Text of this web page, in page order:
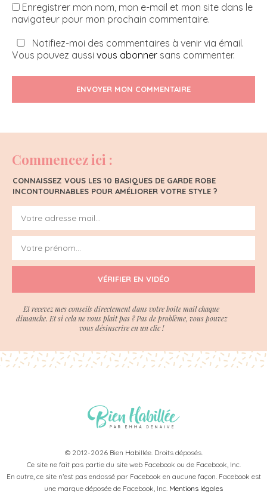
Enregistrer mon nom, mon e-mail et mon site dans le
navigateur pour mon prochain commentaire.
Notifiez-moi des commentaires à venir via émail.
Vous pouvez aussi vous abonner sans commenter.
ENVOYER MON COMMENTAIRE
Commencez ici :
CONNAISSEZ VOUS LES 10 BASIQUES DE GARDE ROBE
INCONTOURNABLES POUR AMÉLIORER VOTRE STYLE ?
VÉRIFIER EN VIDÉO
Et recevez mes conseils directement dans votre boite mail chaque
dimanche. Et si cela ne vous plait pas ? Pas de problème, vous pouvez
vous désinscrire en un clic !
© 2012-2026 Bien Habillée. Droits déposés.
Ce site ne fait pas partie du site web Facebook ou de Facebook, Inc.
En outre, ce site n’est pas endossé par Facebook en aucune façon. Facebook est
une marque déposée de Facebook, Inc. Mentions légales